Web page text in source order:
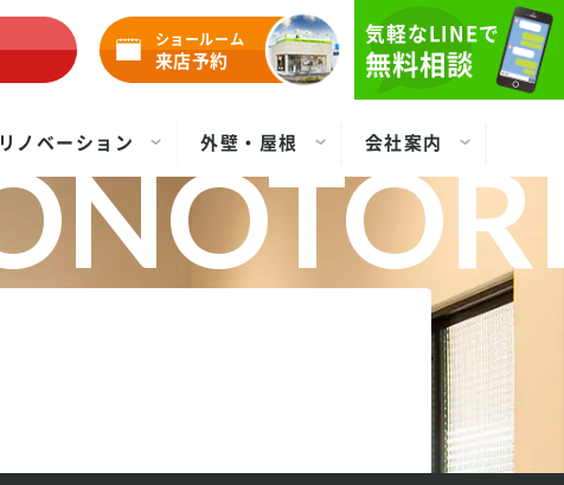
ショールーム
来店予約
気軽なLINEで
無料相談
リノベーション 外壁・屋根 会社案内